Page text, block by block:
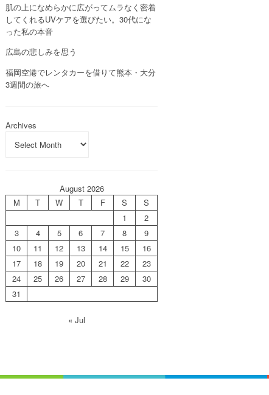
肌の上になめらかに広がってムラなく密着
してくれるUVケアを選びたい。30代にな
った私の本音
広島の悲しみを思う
福岡空港でレンタカーを借りて熊本・大分
3週間の旅へ
Archives
August 2026
M
T W T F S
S
1
2
3
4 5 6 7 8
9
10
11 12 13 14 15
16
17
18 19 20 21 22
23
24
25 26 27 28 29
30
31
« Jul